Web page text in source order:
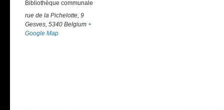
Bibliothèque communale
rue de la Pichelotte, 9
Gesves, 5340 Belgium +
Google Map